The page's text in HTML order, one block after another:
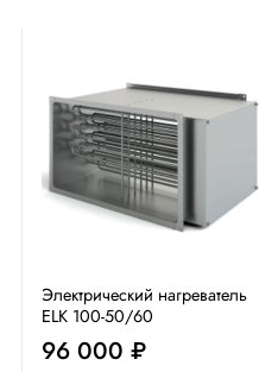
Электрический нагреватель
ELK 100-50/60
96 000 ₽